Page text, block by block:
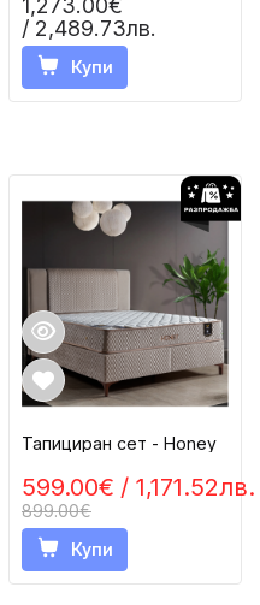
1,273.00€
/ 2,489.73лв.
Купи
599.00€ / 1,171.52лв.
899.00€
Тапициран сет - Honey
Купи